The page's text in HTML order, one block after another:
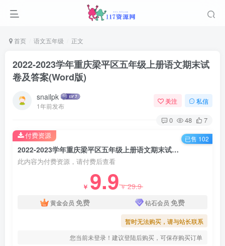
首页 语文五年级 正文
2022-2023学年重庆梁平区五年级上册语文期末试
卷及答案(Word版)
snailpk
1年前发布
关注 私信
0 48 7
2022-2023学年重庆梁平区五年级上册语文期末试卷及答案(Word版)
此内容为付费资源，请付费后查看
￥ 9.9￥29.9
黄金会员 免费 钻石会员 免费
暂时无法购买，请与站长联系
您当前未登录！建议登陆后购买，可保存购买订单
付费资源 已售 102